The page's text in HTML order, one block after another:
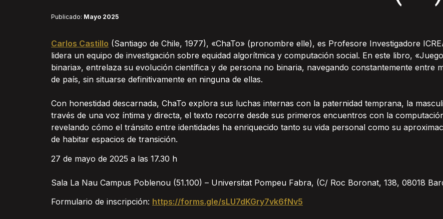
Publicado: Mayo 2025
Carlos Castillo (Santiago de Chile, 1977), «ChaTo» (pronombre elle), es Profesore Investigadore
lidera un equipo de investigación sobre equidad algorítmica y computación social. En este libro,
binaria», entrelaza su evolución científica y de persona no binaria, navegando constantemente entre
de país, sin situarse definitivamente en ninguna de ellas.
Con honestidad descarnada, ChaTo explora sus luchas internas con la paternidad temprana, la
través de una voz íntima y directa, el texto recorre desde sus primeros encuentros con la
revelando cómo el tránsito entre identidades ha enriquecido tanto su vida personal como su
de habitar espacios de transición.
27 de mayo de 2025 a las 17.30 h
Sala La Nau Campus Poblenou (51.100) – Universitat Pompeu Fabra, (C/ Roc Boronat, 138, 08018
Formulario de inscripción: https://forms.gle/sLU7dKGry7vk6fNv5